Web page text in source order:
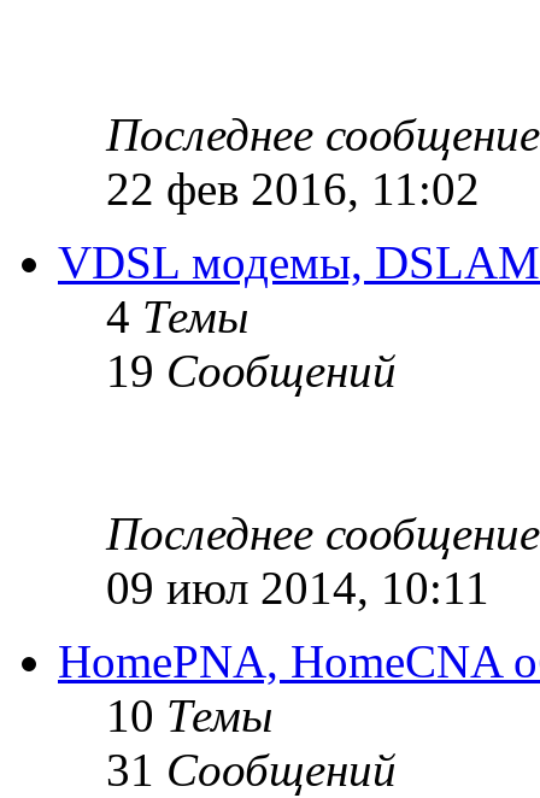
Последнее сообщение
22 фев 2016, 11:02
VDSL модемы, DSLAM
4 Темы
19 Сообщений
Последнее сообщение
09 июл 2014, 10:11
HomePNA, HomeCNA
10 Темы
31 Сообщений